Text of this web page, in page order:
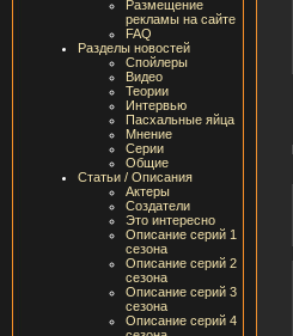
Размещение
рекламы на сайте
FAQ
Разделы новостей
Спойлеры
Видео
Теории
Интервью
Пасхальные яйца
Мнение
Серии
Общие
Статьи / Описания
Актеры
Создатели
Это интересно
Описание серий 1
сезона
Описание серий 2
сезона
Описание серий 3
сезона
Описание серий 4